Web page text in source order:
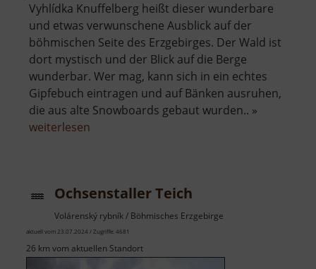
Vyhlídka Knuffelberg heißt dieser wunderbare
und etwas verwunschene Ausblick auf der
böhmischen Seite des Erzgebirges. Der Wald ist
dort mystisch und der Blick auf die Berge
wunderbar. Wer mag, kann sich in ein echtes
Gipfebuch eintragen und auf Bänken ausruhen,
die aus alte Snowboards gebaut wurden.. »
weiterlesen
Ochsenstaller Teich
Volárenský rybník / Böhmisches Erzgebirge
aktuell vom 23.07.2024 / Zugriffe: 4681
26 km vom aktuellen Standort